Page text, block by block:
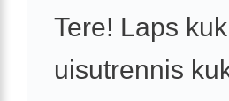
Tere! Laps
uisutrennis